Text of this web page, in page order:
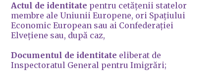
Actul de identitate pentru cetățenii statelor
membre ale Uniunii Europene, ori Spaţiului
Economic European sau ai Confederației
Elvețiene sau, după caz,
Documentul de identitate eliberat de
Inspectoratul General pentru Imigrări;